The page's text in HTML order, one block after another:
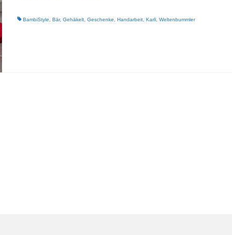
BambiStyle, Bär, Gehäkelt, Geschenke, Handarbeit, Karli, Weltenbummler